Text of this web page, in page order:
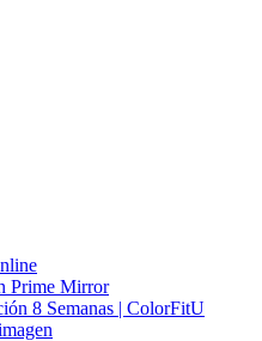
Prime Mirror
8 Semanas | ColorFitU